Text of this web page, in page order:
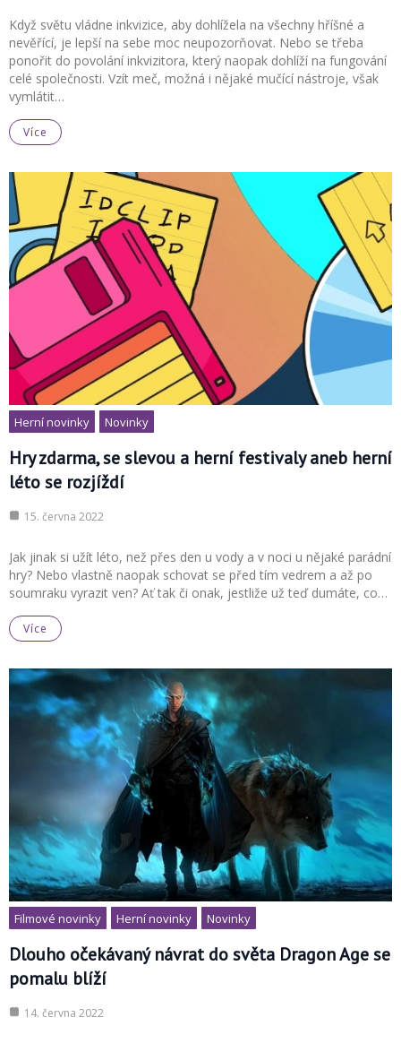
Když světu vládne inkvizice, aby dohlížela na všechny hříšné a
nevěřící, je lepší na sebe moc neupozorňovat. Nebo se třeba
ponořit do povolání inkvizitora, který naopak dohlíží na fungování
celé společnosti. Vzít meč, možná i nějaké mučící nástroje, však
vymlátit…
Více
Herní novinky Novinky
Hry zdarma, se slevou a herní festivaly aneb herní
léto se rozjíždí
15. června 2022
Jak jinak si užít léto, než přes den u vody a v noci u nějaké parádní
hry? Nebo vlastně naopak schovat se před tím vedrem a až po
soumraku vyrazit ven? Ať tak či onak, jestliže už teď dumáte, co…
Více
Filmové novinky Herní novinky Novinky
Dlouho očekávaný návrat do světa Dragon Age se
pomalu blíží
14. června 2022